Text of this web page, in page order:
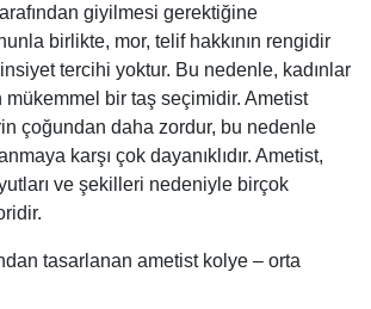
giyilmesi gerektiğine
birlikte, mor, telif hakkının rengidir
tercihi yoktur. Bu nedenle, kadınlar
bir taş seçimidir. Ametist
çoğundan daha zordur, bu nedenle
karşı çok dayanıklıdır. Ametist,
ve şekilleri nedeniyle birçok
tasarlanan ametist kolye – orta